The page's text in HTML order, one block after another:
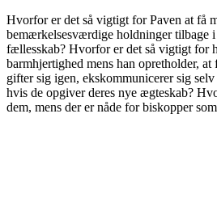
Hvorfor er det så vigtigt for Paven at få
bemærkelsesværdige holdninger tilbage
fællesskab? Hvorfor er det så vigtigt for
barmhjertighed mens han opretholder,
gifter sig igen, ekskommunicerer sig
hvis de opgiver deres nye ægteskab?
dem, mens der er nåde for biskopper